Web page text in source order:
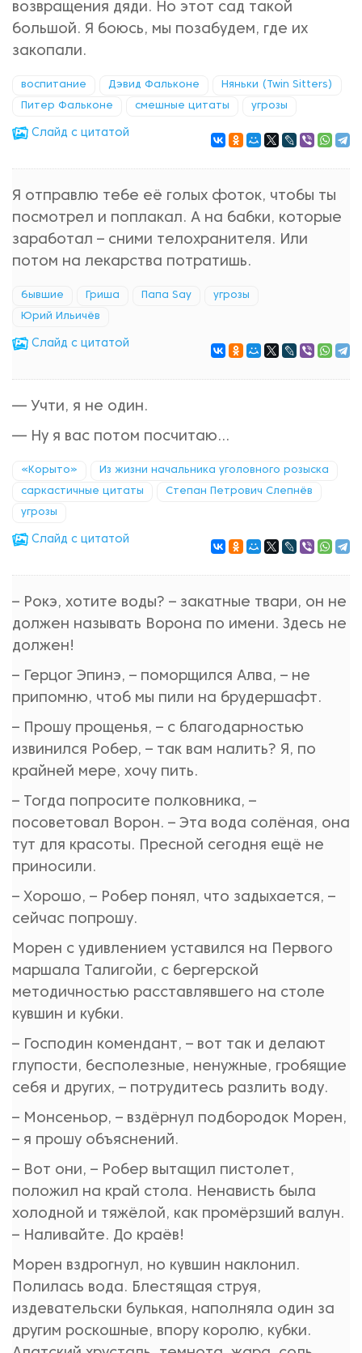
возвращения дяди. Но этот сад такой
большой. Я боюсь, мы позабудем, где их
закопали.
воспитание Дэвид Фальконе Няньки (Twin Sitters)
Питер Фальконе смешные цитаты угрозы
Cлайд с цитатой
Я отправлю тебе её голых фоток, чтобы ты
посмотрел и поплакал. А на бабки, которые
заработал – сними телохранителя. Или
потом на лекарства потратишь.
бывшие Гриша Папа Say угрозы
Юрий Ильичёв
Cлайд с цитатой
— Учти, я не один.
— Ну я вас потом посчитаю...
«Корыто» Из жизни начальника уголовного розыска
саркастичные цитаты Степан Петрович Слепнёв
угрозы
Cлайд с цитатой
– Рокэ, хотите воды? – закатные твари, он не
должен называть Ворона по имени. Здесь не
должен!
– Герцог Эпинэ, – поморщился Алва, – не
припомню, чтоб мы пили на брудершафт.
– Прошу прощенья, – с благодарностью
извинился Робер, – так вам налить? Я, по
крайней мере, хочу пить.
– Тогда попросите полковника, –
посоветовал Ворон. – Эта вода солёная, она
тут для красоты. Пресной сегодня ещё не
приносили.
– Хорошо, – Робер понял, что задыхается, –
сейчас попрошу.
Морен с удивлением уставился на Первого
маршала Талигойи, с бергерской
методичностью расставлявшего на столе
кувшин и кубки.
– Господин комендант, – вот так и делают
глупости, бесполезные, ненужные, гробящие
себя и других, – потрудитесь разлить воду.
– Монсеньор, – вздёрнул подбородок Морен,
– я прошу объяснений.
– Вот они, – Робер вытащил пистолет,
положил на край стола. Ненависть была
холодной и тяжёлой, как промёрзший валун.
– Наливайте. До краёв!
Морен вздрогнул, но кувшин наклонил.
Полилась вода. Блестящая струя,
издевательски булькая, наполняла один за
другим роскошные, впору королю, кубки.